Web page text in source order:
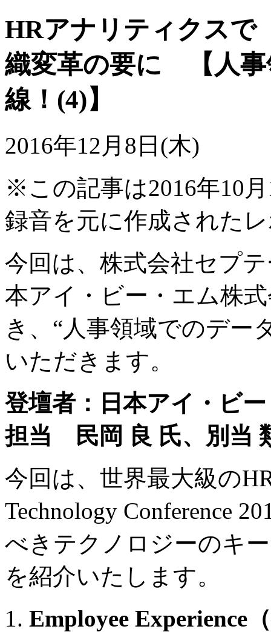
HRアナリティクスで
織変革の要に 【人事
線！(4)】
2016年12月8日(木)
※この記事は2016年10
録音を元に作成された
今回は、株式会社セプ
本アイ・ビー・エム株
き、“人事領域でのデー
いただきます。
登壇者：日本アイ・ビ
担当 民岡 良 氏、別当
今回は、世界最大級の
Technology Conference
べきテクノロジーのキ
を紹介いたします。
Employee Experience